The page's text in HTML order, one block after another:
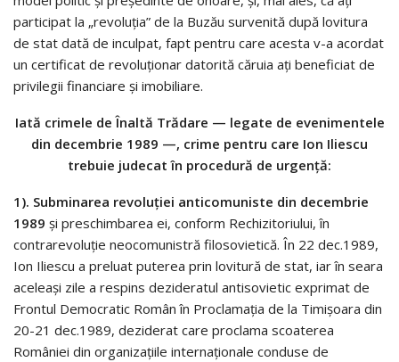
participat la „revoluția” de la Buzău survenită după lovitura
de stat dată de inculpat, fapt pentru care acesta v-a acordat
un certificat de revoluționar datorită căruia ați beneficiat de
privilegii financiare și imobiliare.
Iată crimele de Înaltă Trădare — legate de evenimentele
din decembrie 1989 —, crime pentru care Ion Iliescu
trebuie judecat în procedură de urgență:
1). Subminarea revoluției anticomuniste din decembrie
1989 și preschimbarea ei, conform Rechizitoriului, în
contrarevoluție neocomunistră filosovietică. În 22 dec.1989,
Ion Iliescu a preluat puterea prin lovitură de stat, iar în seara
aceleași zile a respins dezideratul antisovietic exprimat de
Frontul Democratic Român în Proclamația de la Timișoara din
20-21 dec.1989, deziderat care proclama scoaterea
României din organizațiile internaționale conduse de